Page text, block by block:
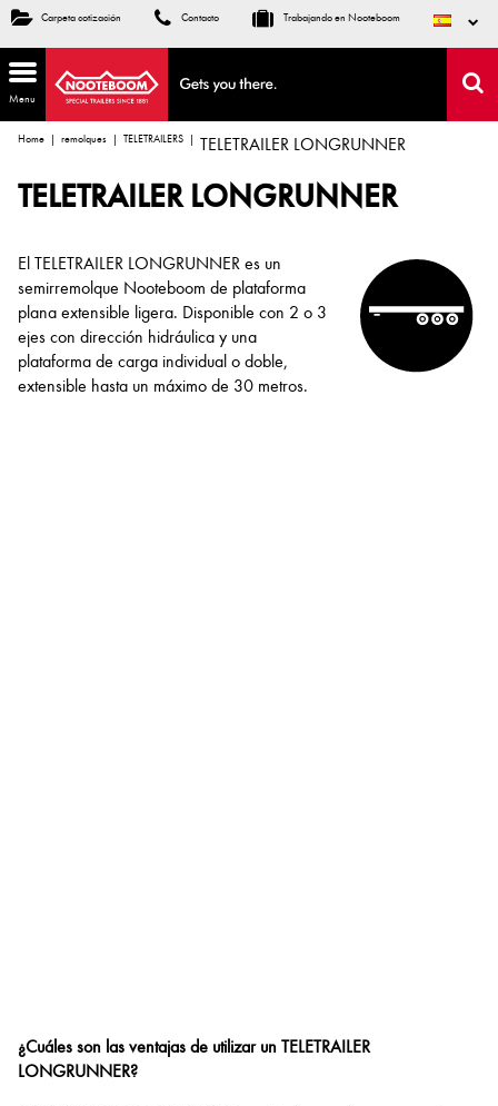
Carpeta cotización Contacto Trabajando en Nooteboom
Menu
Home remolques TELETRAILERS TELETRAILER LONGRUNNER
TELETRAILER LONGRUNNER
El TELETRAILER LONGRUNNER es un
semirremolque Nooteboom de plataforma
plana extensible ligera. Disponible con 2 o 3
ejes con dirección hidráulica y una
plataforma de carga individual o doble,
extensible hasta un máximo de 30 metros.
¿Cuáles son las ventajas de utilizar un TELETRAILER
LONGRUNNER?